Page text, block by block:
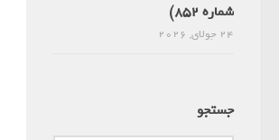
شماره 852)
24 جولای, 2026
جستجو